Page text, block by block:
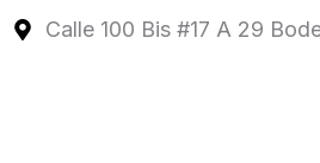
Calle 100 Bis #17 A 29